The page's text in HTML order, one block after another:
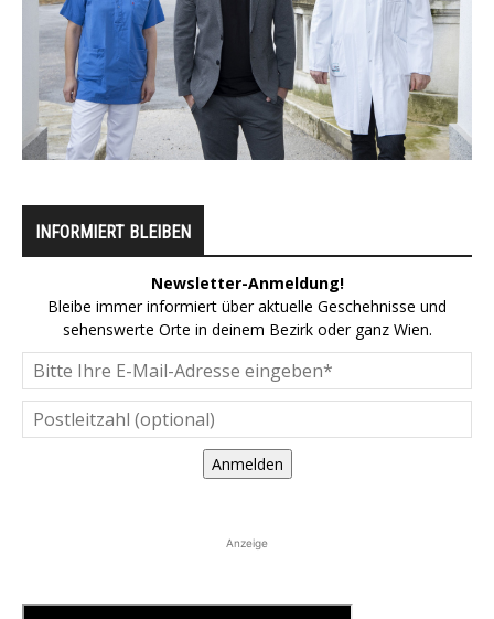
INFORMIERT BLEIBEN
Newsletter-Anmeldung!
Bleibe immer informiert über aktuelle Geschehnisse und
sehenswerte Orte in deinem Bezirk oder ganz Wien.
Anmelden
Anzeige